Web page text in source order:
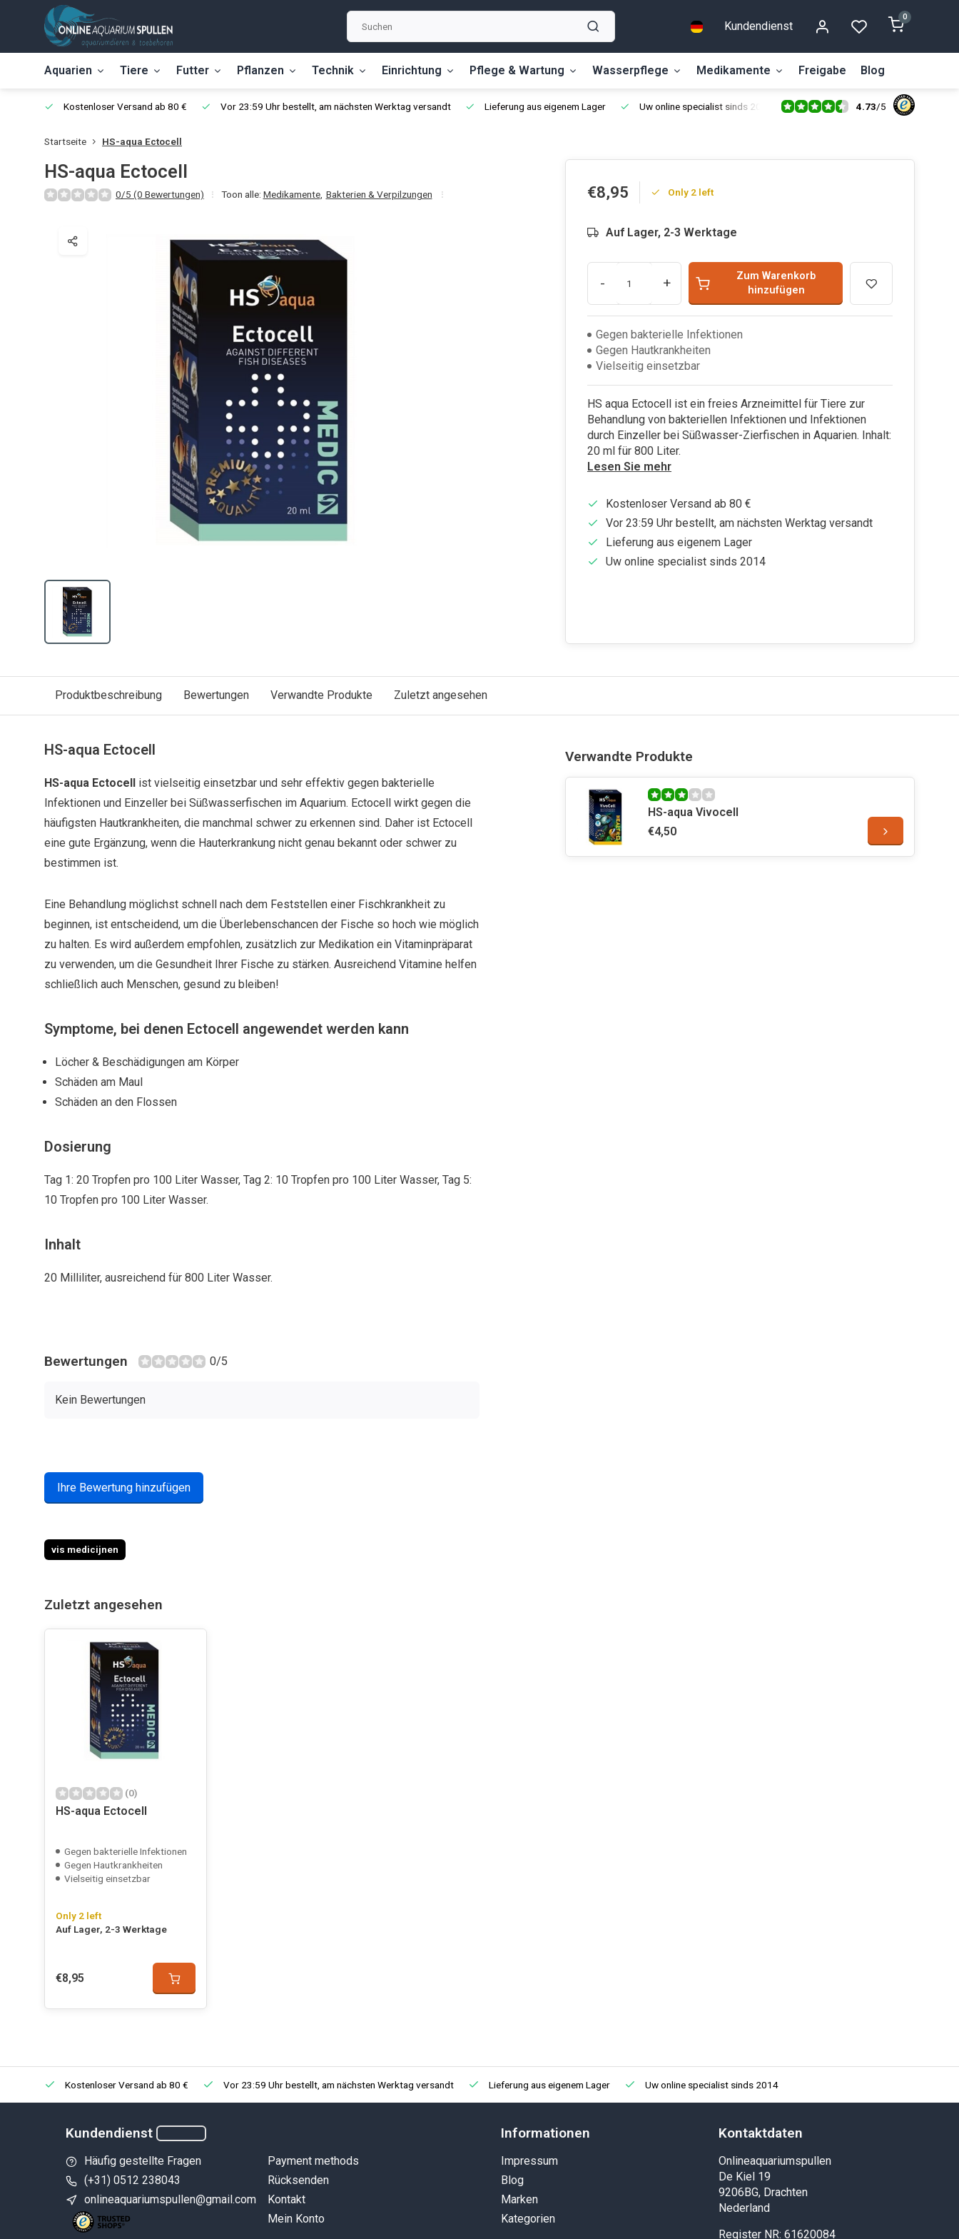
Kundendienst
0
Aquarien Tiere Futter Pflanzen Technik Einrichtung Pflege & Wartung Wasserpflege Medikamente Freigabe Blog
Kostenloser Versand ab 80 € Vor 23:59 Uhr bestellt, am nächsten Werktag versandt Lieferung aus eigenem Lager Uw online specialist sinds 2014 4.73/5
Startseite HS-aqua Ectocell
HS-aqua Ectocell
0/5 (0 Bewertungen) Toon alle: Medikamente, Bakterien & Verpilzungen €8,95 Only 2 left
Auf Lager, 2-3 Werktage
- +
Zum Warenkorb
hinzufügen
Gegen bakterielle Infektionen
Gegen Hautkrankheiten
Vielseitig einsetzbar
HS aqua Ectocell ist ein freies Arzneimittel für Tiere zur
Behandlung von bakteriellen Infektionen und Infektionen
durch Einzeller bei Süßwasser-Zierfischen in Aquarien. Inhalt:
20 ml für 800 Liter.
Lesen Sie mehr
Kostenloser Versand ab 80 €
Vor 23:59 Uhr bestellt, am nächsten Werktag versandt
Lieferung aus eigenem Lager
Uw online specialist sinds 2014
Produktbeschreibung Bewertungen Verwandte Produkte Zuletzt angesehen
HS-aqua Ectocell
HS-aqua Ectocell ist vielseitig einsetzbar und sehr effektiv gegen bakterielle
Infektionen und Einzeller bei Süßwasserfischen im Aquarium. Ectocell wirkt gegen die
häufigsten Hautkrankheiten, die manchmal schwer zu erkennen sind. Daher ist Ectocell
eine gute Ergänzung, wenn die Hauterkrankung nicht genau bekannt oder schwer zu
bestimmen ist.
Eine Behandlung möglichst schnell nach dem Feststellen einer Fischkrankheit zu
beginnen, ist entscheidend, um die Überlebenschancen der Fische so hoch wie möglich
zu halten. Es wird außerdem empfohlen, zusätzlich zur Medikation ein Vitaminpräparat
zu verwenden, um die Gesundheit Ihrer Fische zu stärken. Ausreichend Vitamine helfen
schließlich auch Menschen, gesund zu bleiben!
Symptome, bei denen Ectocell angewendet werden kann
Löcher & Beschädigungen am Körper
Schäden am Maul
Schäden an den Flossen
Dosierung
Tag 1: 20 Tropfen pro 100 Liter Wasser, Tag 2: 10 Tropfen pro 100 Liter Wasser, Tag 5:
10 Tropfen pro 100 Liter Wasser.
Inhalt
20 Milliliter, ausreichend für 800 Liter Wasser.
Bewertungen 0/5
Kein Bewertungen
Ihre Bewertung hinzufügen
vis medicijnen
Verwandte Produkte
HS-aqua Vivocell
€4,50
Zuletzt angesehen
(0)
HS-aqua Ectocell
Gegen bakterielle Infektionen
Gegen Hautkrankheiten
Vielseitig einsetzbar
Only 2 left
Auf Lager, 2-3 Werktage
€8,95
Kostenloser Versand ab 80 € Vor 23:59 Uhr bestellt, am nächsten Werktag versandt Lieferung aus eigenem Lager Uw online specialist sinds 2014
Kundendienst
Häufig gestellte Fragen
(+31) 0512 238043
onlineaquariumspullen@gmail.com
Payment methods
Rücksenden
Kontakt
Mein Konto
Informationen
Impressum
Blog
Marken
Kategorien
Kontaktdaten
Onlineaquariumspullen
De Kiel 19
9206BG, Drachten
Nederland
Register NR: 61620084